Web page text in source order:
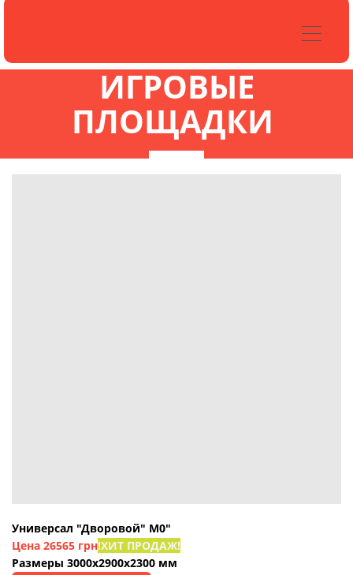
ИГРОВЫЕ
ПЛОЩАДКИ
Универсал "Дворовой" М0"
Цена 26565 грн!ХИТ ПРОДАЖ!
Размеры 3000х2900х2300 мм